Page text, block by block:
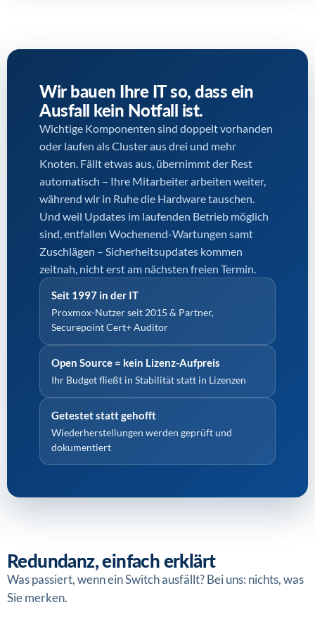
Wir bauen Ihre IT so, dass ein
Ausfall kein Notfall ist.
Wichtige Komponenten sind doppelt vorhanden
oder laufen als Cluster aus drei und mehr
Knoten. Fällt etwas aus, übernimmt der Rest
automatisch – Ihre Mitarbeiter arbeiten weiter,
während wir in Ruhe die Hardware tauschen.
Und weil Updates im laufenden Betrieb möglich
sind, entfallen Wochenend-Wartungen samt
Zuschlägen – Sicherheitsupdates kommen
zeitnah, nicht erst am nächsten freien Termin.
Seit 1997 in der IT
Proxmox-Nutzer seit 2015 & Partner,
Securepoint Cert+ Auditor
Open Source = kein Lizenz-Aufpreis
Ihr Budget fließt in Stabilität statt in Lizenzen
Getestet statt gehofft
Wiederherstellungen werden geprüft und
dokumentiert
Redundanz, einfach erklärt
Was passiert, wenn ein Switch ausfällt? Bei uns: nichts, was
Sie merken.